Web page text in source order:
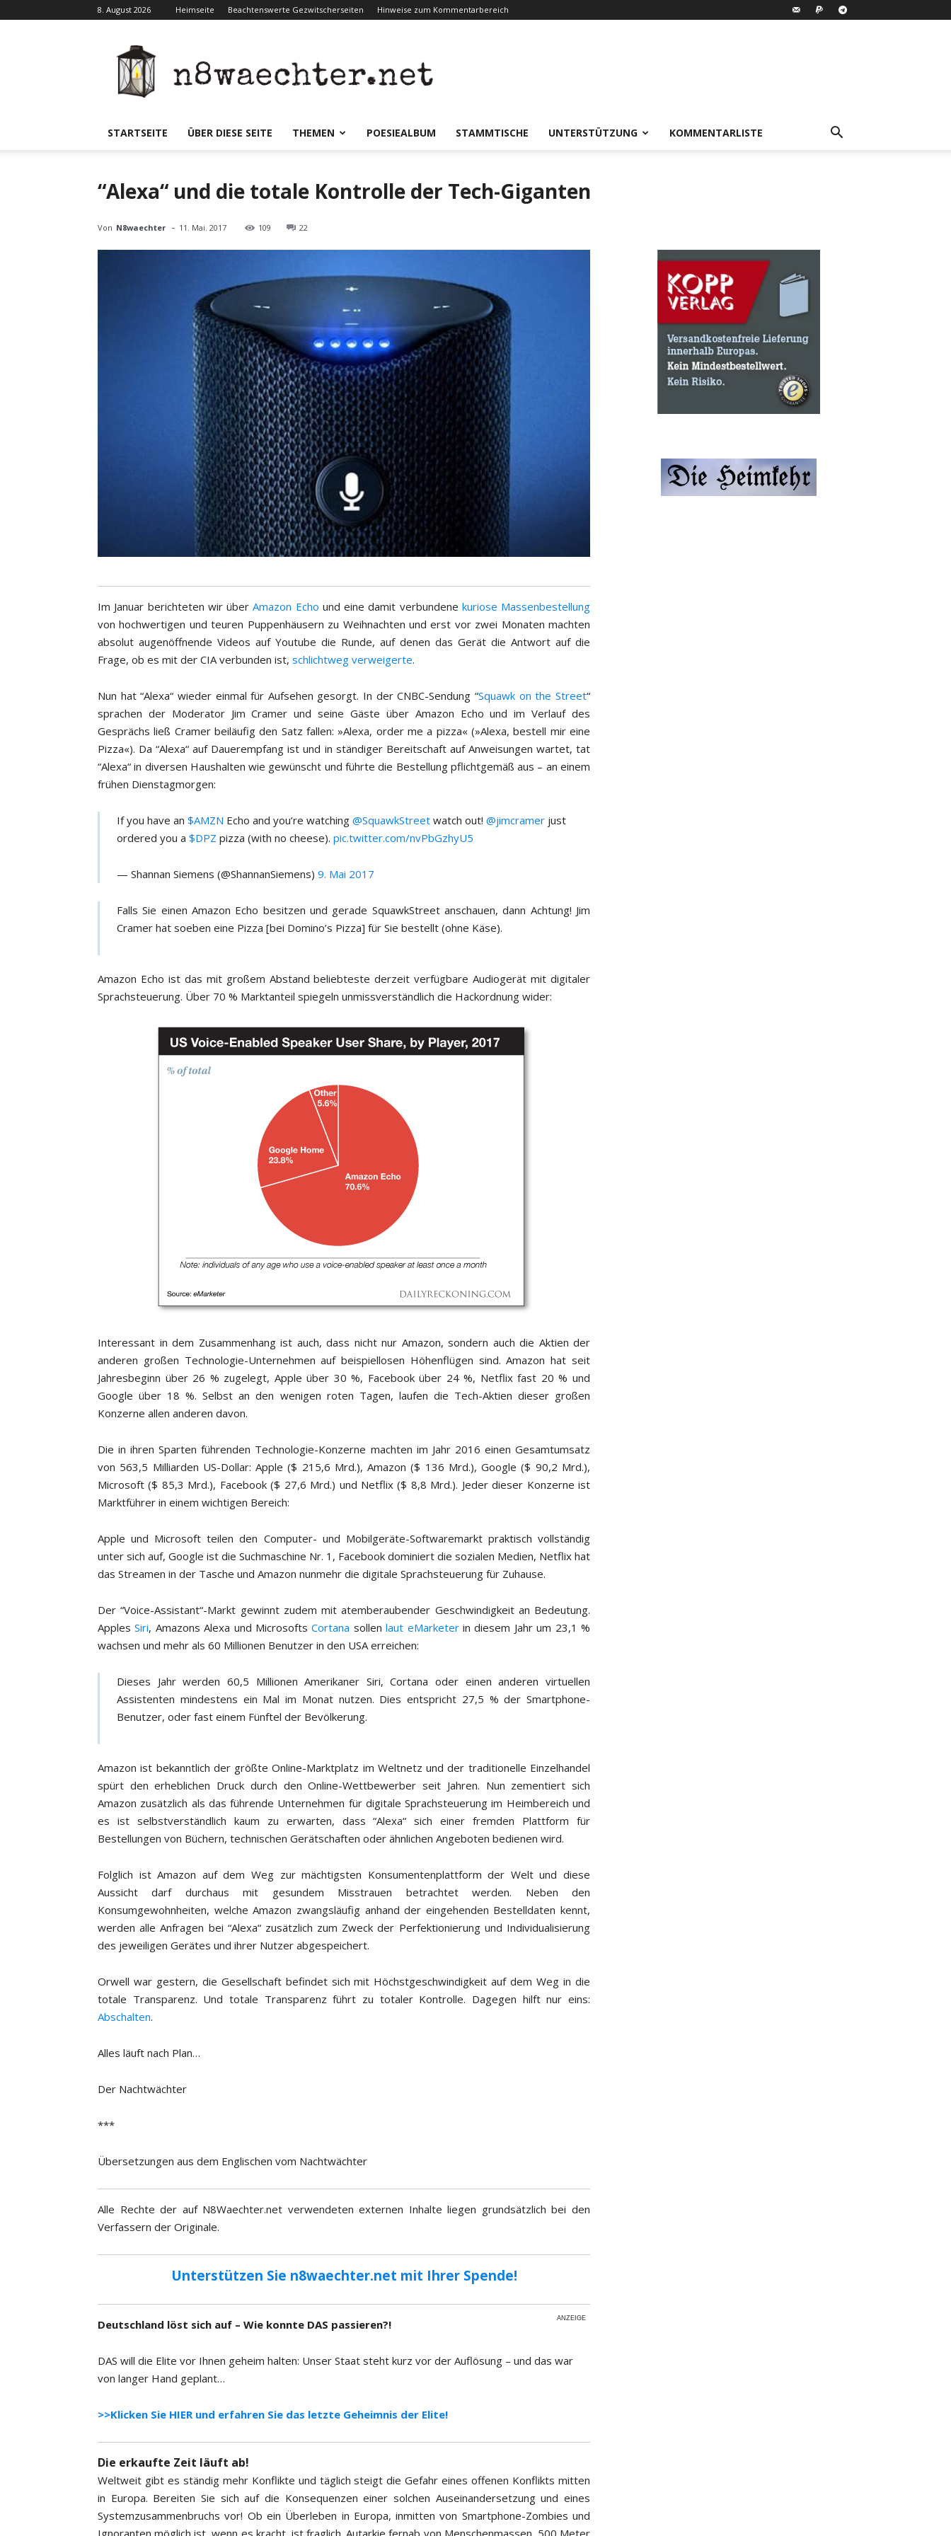
8. August 2026 Heimseite Beachtenswerte Gezwitscherseiten Hinweise zum Kommentarbereich
STARTSEITE ÜBER DIESE SEITE THEMEN POESIEALBUM STAMMTISCHE UNTERSTÜTZUNG KOMMENTARLISTE
“Alexa“ und die totale Kontrolle der Tech-Giganten
Von N8waechter - 11. Mai. 2017 109 22
Im Januar berichteten wir überAmazon Echo und eine damit verbundene kuriose Massenbestellung
von hochwertigen und teuren Puppenhäusern zu Weihnachten und erst vor zwei Monaten machten
absolut augenöffnende Videos auf Youtube die Runde, auf denen das Gerät die Antwort auf die
Frage, ob es mit der CIA verbunden ist, schlichtweg verweigerte.
Nun hat “Alexa“ wieder einmal für Aufsehen gesorgt. In der CNBC-Sendung “Squawk on the Street“
sprachen der Moderator Jim Cramer und seine Gäste über Amazon Echo und im Verlauf des
Gesprächs ließ Cramer beiläufig den Satz fallen: »Alexa, order me a pizza« (»Alexa, bestell mir eine
Pizza«). Da “Alexa“ auf Dauerempfang ist und in ständiger Bereitschaft auf Anweisungen wartet, tat
“Alexa“ in diversen Haushalten wie gewünscht und führte die Bestellung pflichtgemäß aus – an einem
frühen Dienstagmorgen:
If you have an $AMZN Echo and you’re watching @SquawkStreet watch out! @jimcramer just
ordered you a $DPZ pizza (with no cheese). pic.twitter.com/nvPbGzhyU5
— Shannan Siemens (@ShannanSiemens) 9. Mai 2017
Falls Sie einen Amazon Echo besitzen und gerade SquawkStreet anschauen, dann Achtung! Jim
Cramer hat soeben eine Pizza [bei Domino’s Pizza] für Sie bestellt (ohne Käse).
Amazon Echo ist das mit großem Abstand beliebteste derzeit verfügbare Audiogerät mit digitaler
Sprachsteuerung. Über 70 % Marktanteil spiegeln unmissverständlich die Hackordnung wider:
Interessant in dem Zusammenhang ist auch, dass nicht nur Amazon, sondern auch die Aktien der
anderen großen Technologie-Unternehmen auf beispiellosen Höhenflügen sind. Amazon hat seit
Jahresbeginn über 26 % zugelegt, Apple über 30 %, Facebook über 24 %, Netflix fast 20 % und
Google über 18 %. Selbst an den wenigen roten Tagen, laufen die Tech-Aktien dieser großen
Konzerne allen anderen davon.
Die in ihren Sparten führenden Technologie-Konzerne machten im Jahr 2016 einen Gesamtumsatz
von 563,5 Milliarden US-Dollar: Apple ($ 215,6 Mrd.), Amazon ($ 136 Mrd.), Google ($ 90,2 Mrd.),
Microsoft ($ 85,3 Mrd.), Facebook ($ 27,6 Mrd.) und Netflix ($ 8,8 Mrd.). Jeder dieser Konzerne ist
Marktführer in einem wichtigen Bereich:
Apple und Microsoft teilen den Computer- und Mobilgeräte-Softwaremarkt praktisch vollständig
unter sich auf, Google ist die Suchmaschine Nr. 1, Facebook dominiert die sozialen Medien, Netflix hat
das Streamen in der Tasche und Amazon nunmehr die digitale Sprachsteuerung für Zuhause.
Der “Voice-Assistant“-Markt gewinnt zudem mit atemberaubender Geschwindigkeit an Bedeutung.
ApplesSiri, Amazons Alexa und MicrosoftsCortana sollenlaut eMarketerin diesem Jahr um 23,1 %
wachsen und mehr als 60 Millionen Benutzer in den USA erreichen:
Dieses Jahr werden 60,5 Millionen Amerikaner Siri, Cortana oder einen anderen virtuellen
Assistenten mindestens ein Mal im Monat nutzen. Dies entspricht 27,5 % der Smartphone-
Benutzer, oder fast einem Fünftel der Bevölkerung.
Amazon ist bekanntlich der größte Online-Marktplatz im Weltnetz und der traditionelle Einzelhandel
spürt den erheblichen Druck durch den Online-Wettbewerber seit Jahren. Nun zementiert sich
Amazon zusätzlich als das führende Unternehmen für digitale Sprachsteuerung im Heimbereich und
es ist selbstverständlich kaum zu erwarten, dass “Alexa“ sich einer fremden Plattform für
Bestellungen von Büchern, technischen Gerätschaften oder ähnlichen Angeboten bedienen wird.
Folglich ist Amazon auf dem Weg zur mächtigsten Konsumentenplattform der Welt und diese
Aussicht darf durchaus mit gesundem Misstrauen betrachtet werden. Neben den
Konsumgewohnheiten, welche Amazon zwangsläufig anhand der eingehenden Bestelldaten kennt,
werden alle Anfragen bei “Alexa“ zusätzlich zum Zweck der Perfektionierung und Individualisierung
des jeweiligen Gerätes und ihrer Nutzer abgespeichert.
Orwell war gestern, die Gesellschaft befindet sich mit Höchstgeschwindigkeit auf dem Weg in die
totale Transparenz. Und totale Transparenz führt zu totaler Kontrolle. Dagegen hilft nur eins:
Abschalten.
Alles läuft nach Plan…
Der Nachtwächter
***
Übersetzungen aus dem Englischen vom Nachtwächter
Alle Rechte der auf N8Waechter.net verwendeten externen Inhalte liegen grundsätzlich bei den
Verfassern der Originale.
Unterstützen Sie n8waechter.net mit Ihrer Spende!
ANZEIGE
Deutschland löst sich auf – Wie konnte DAS passieren?!
DAS will die Elite vor Ihnen geheim halten: Unser Staat steht kurz vor der Auflösung – und das war
von langer Hand geplant…
>>Klicken Sie HIER und erfahren Sie das letzte Geheimnis der Elite!
Die erkaufte Zeit läuft ab!
Weltweit gibt es ständig mehr Konflikte und täglich steigt die Gefahr eines offenen Konflikts mitten
in Europa. Bereiten Sie sich auf die Konsequenzen einer solchen Auseinandersetzung und eines
Systemzusammenbruchs vor! Ob ein Überleben in Europa, inmitten von Smartphone-Zombies und
Ignoranten möglich ist, wenn es kracht, ist fraglich. Autarkie fernab von Menschenmassen, 500 Meter